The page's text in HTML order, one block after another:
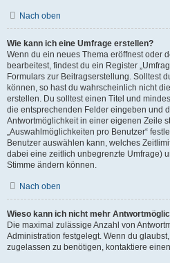
Nach oben
Wie kann ich eine Umfrage erstellen?
Wenn du ein neues Thema eröffnest oder
bearbeitest, findest du ein Register
Formulars zur Beitragserstellung. Solltest
können, so hast du wahrscheinlich nicht
erstellen. Du solltest einen Titel und
die entsprechenden Felder eingeben und
Antwortmöglichkeit in einer eigenen Zeile
„Auswahlmöglichkeiten pro Benutzer“
Benutzer auswählen kann, welches
dabei eine zeitlich unbegrenzte Umfrage)
Stimme ändern können.
Nach oben
Wieso kann ich nicht mehr
Die maximal zulässige Anzahl von
Administration festgelegt. Wenn du
zugelassen zu benötigen, kontaktiere